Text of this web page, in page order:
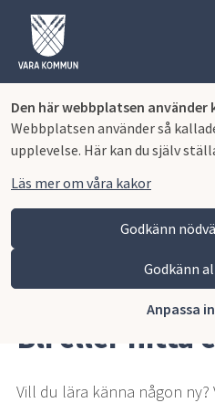
Den här webbplatsen använder
Webbplatsen använder så
upplevelse. Här kan du själv
Läs mer om våra kakor
Godkänn
Godkänn
Anpassa
Vara kommun Omsorg och
Bli eller hitta
Vill du lära känna någon